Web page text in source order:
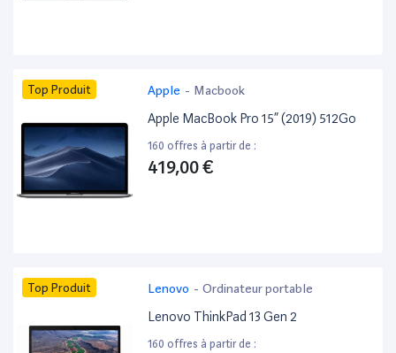
Top Produit Apple - Macbook
Apple MacBook Pro 15” (2019) 512Go
160 offres à partir de :
419,00 €
Top Produit Lenovo - Ordinateur portable
Lenovo ThinkPad 13 Gen 2
160 offres à partir de :